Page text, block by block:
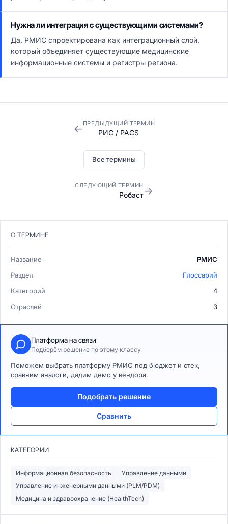
Нужна ли интеграция с существующими системами?
Да. РМИС спроектирована как интеграционный слой,
который объединяет существующие медицинские
информационные системы и регистры региона.
← ПРЕДЫДУЩИЙ ТЕРМИН
РИС / PACS
Все термины
СЛЕДУЮЩИЙ ТЕРМИН
Робаст→
О ТЕРМИНЕ
Название
РМИС
Раздел
Глоссарий
Категорий
4
Отраслей
3
Платформа на связи
Подберём решение по этому классу
Поможем выбрать платформу РМИС под бюджет и стек,
сравним аналоги, дадим демо у вендора.
Подобрать решение
Сравнить
КАТЕГОРИИ
Информационная безопасность
Управление данными
Управление инженерными данными (PLM/PDM)
Медицина и здравоохранение (HealthTech)